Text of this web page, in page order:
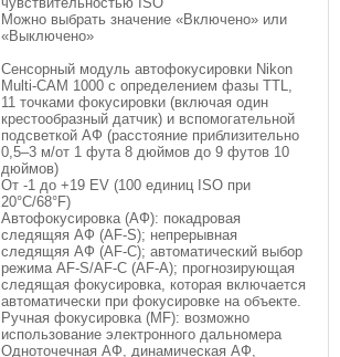
Можно выбрать значение «Включено» или
«Выключено»
Сенсорный модуль автофокусировки Nikon
Multi-CAM 1000 с определением фазы TTL,
11 точками фокусировки (включая один
крестообразный датчик) и вспомогательной
подсветкой АФ (расстояние приблизительно
0,5–3 м/от 1 фута 8 дюймов до 9 футов 10
дюймов)
От -1 до +19 EV (100 единиц ISO при
20°C/68°F)
Автофокусировка (АФ): покадровая
следящяя АФ (AF-S); непрерывная
следящяя АФ (AF-C); автоматический выбор
режима AF-S/AF-C (AF-A); прогнозирующая
следящая фокусировка, которая включается
автоматически при фокусировке на объекте.
Ручная фокусировка (MF): возможно
использование электронного дальномера
Одноточечная АФ, динамическая АФ,